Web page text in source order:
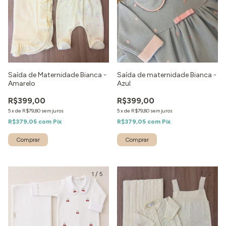
Saída de Maternidade Bianca -
Amarelo
R$399,00
5xde R$79,80 sem juros
R$379,05 com Pix
Comprar
Saída de maternidade Bianca -
Azul
R$399,00
5xde R$79,80 sem juros
R$379,05 com Pix
Comprar
1 / 5 1 / 2